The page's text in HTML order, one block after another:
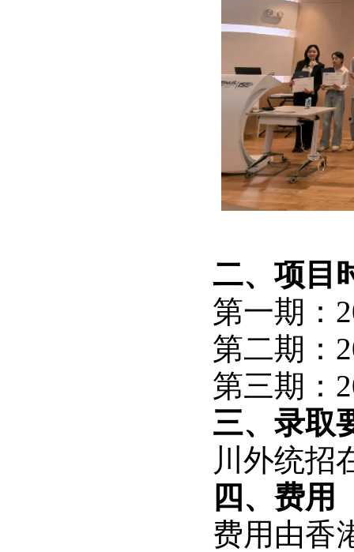
二、项目
第一期：
第二期：
第三期：
三、录取
川外统招
四、费用
费用由香